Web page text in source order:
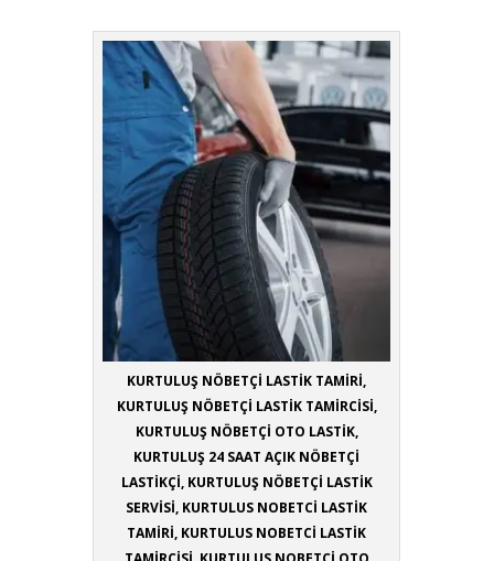
KURTULUŞ NÖBETÇİ LASTİK TAMİRİ,
KURTULUŞ NÖBETÇİ LASTİK TAMİRCİSİ,
KURTULUŞ NÖBETÇİ OTO LASTİK,
KURTULUŞ 24 SAAT AÇIK NÖBETÇİ
LASTİKÇİ, KURTULUŞ NÖBETÇİ LASTİK
SERVİSİ, KURTULUS NOBETCİ LASTİK
TAMİRİ, KURTULUS NOBETCİ LASTİK